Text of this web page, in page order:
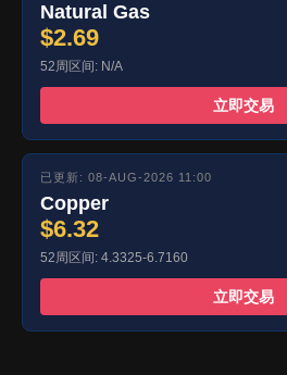
Natural Gas
$2.69
52周区间: N/A
立即交易
已更新: 08-AUG-2026 11:00
Copper
$6.32
52周区间: 4.3325-6.7160
立即交易